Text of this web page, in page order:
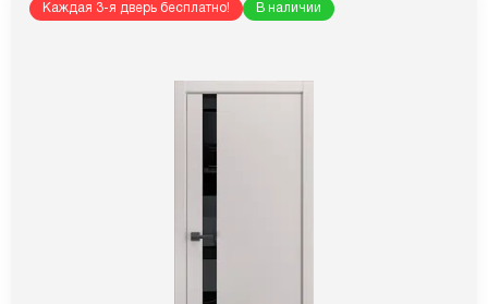
Каждая 3-я дверь бесплатно! В наличии